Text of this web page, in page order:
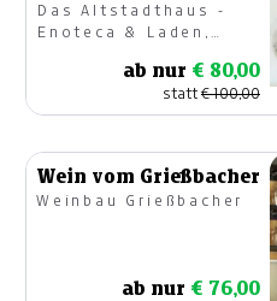
Das Altstadthaus -
Enoteca & Laden,
ab nur € 80,00
statt€ 100,00
Wein vom Grießbacher
Weinbau Grießbacher
ab nur € 76,00